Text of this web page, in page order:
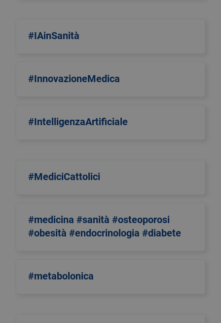
#IAinSanità
#InnovazioneMedica
#IntelligenzaArtificiale
#MediciCattolici
#medicina #sanità #osteoporosi
#obesità #endocrinologia #diabete
#metabolonica